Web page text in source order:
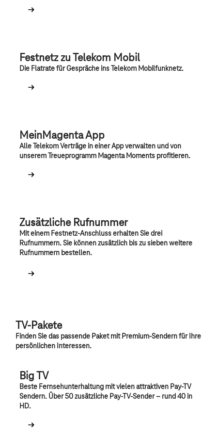
Festnetz zu Telekom Mobil
Die Flatrate für Gespräche ins Telekom Mobilfunknetz.
MeinMagenta App
Alle Telekom Verträge in einer App verwalten und von
unserem Treueprogramm Magenta Moments profitieren.
Zusätzliche Rufnummer
Mit einem Festnetz-Anschluss erhalten Sie drei
Rufnummern. Sie können zusätzlich bis zu sieben weitere
Rufnummern bestellen.
TV-Pakete
Finden Sie das passende Paket mit Premium-Sendern für Ihre
persönlichen Interessen.
Big TV
Beste Fernsehunterhaltung mit vielen attraktiven Pay-TV
Sendern. Über 50 zusätzliche Pay-TV-Sender – rund 40 in
HD.